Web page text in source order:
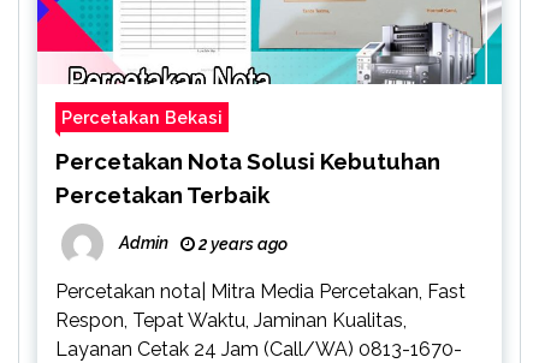
Percetakan Bekasi
Percetakan Nota Solusi Kebutuhan
Percetakan Terbaik
Admin 2 years ago
Percetakan nota| Mitra Media Percetakan, Fast
Respon, Tepat Waktu, Jaminan Kualitas,
Layanan Cetak 24 Jam (Call/WA) 0813-1670-